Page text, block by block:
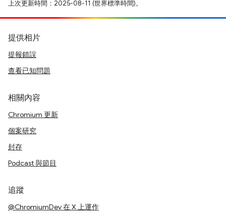
上次更新時間：2025-08-11 (世界標準時間)。
提供相片
提報錯誤
查看已知問題
相關內容
Chromium 更新
個案研究
封存
Podcast 與節目
追蹤
@ChromiumDev 在 X 上運作